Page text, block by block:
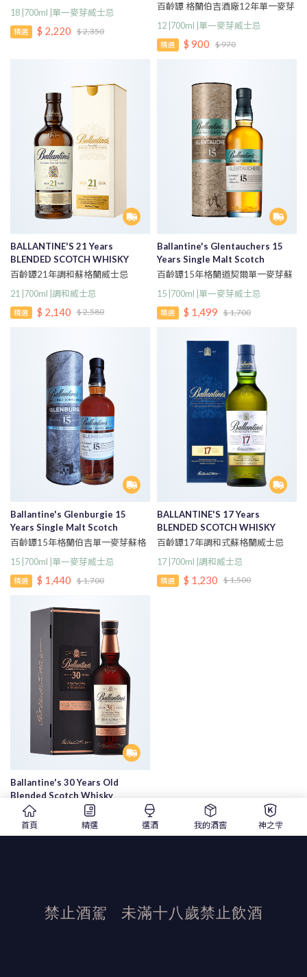
威士忌
18 |700ml |單一麥芽威士忌
精選 $ 2,220 $ 2,350
百齡罈 格蘭伯吉酒廠12年單一麥芽
威士忌
12 |700ml |單一麥芽威士忌
精選 $ 900 $ 970
BALLANTINE'S 21 Years
BLENDED SCOTCH WHISKY
百齡罈21年調和蘇格蘭威士忌
21 |700ml |調和威士忌
精選 $ 2,140 $ 2,580
Ballantine's Glentauchers 15
Years Single Malt Scotch
Whisky
百齡罈15年格蘭道契爾單一麥芽蘇
格蘭威士忌700ml
15 |700ml |單一麥芽威士忌
精選 $ 1,499 $ 1,700
Ballantine's Glenburgie 15
Years Single Malt Scotch
Whisky
百齡罈15年格蘭伯吉單一麥芽蘇格
蘭威士忌700ml
15 |700ml |單一麥芽威士忌
精選 $ 1,440 $ 1,700
BALLANTINE'S 17 Years
BLENDED SCOTCH WHISKY
百齡罈17年調和式蘇格蘭威士忌
700ml
17 |700ml |調和威士忌
精選 $ 1,230 $ 1,500
Ballantine's 30 Years Old
Blended Scotch Whisky
百齡罈30年調和蘇格蘭威士忌
30 |700ml |調和威士忌
首頁 精選 選酒 我的酒窖 神之雫
禁止酒駕 未滿十八歲禁止飲酒